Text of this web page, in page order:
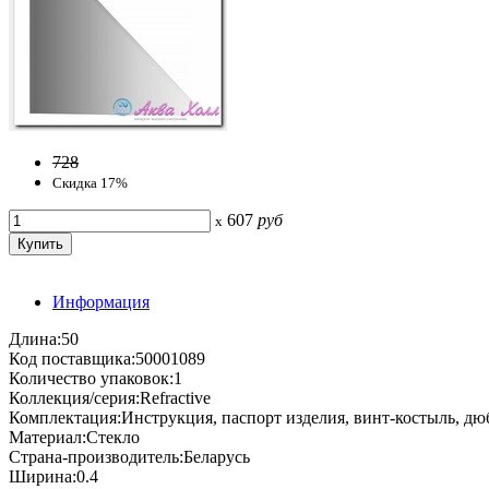
728
Скидка 17%
x 607 руб
Информация
Длина:50
Код поставщика:50001089
Количество упаковок:1
Коллекция/серия:Refractive
Комплектация:Инструкция, паспорт изделия, винт-костыль,
Материал:Стекло
Страна-производитель:Беларусь
Ширина:0.4